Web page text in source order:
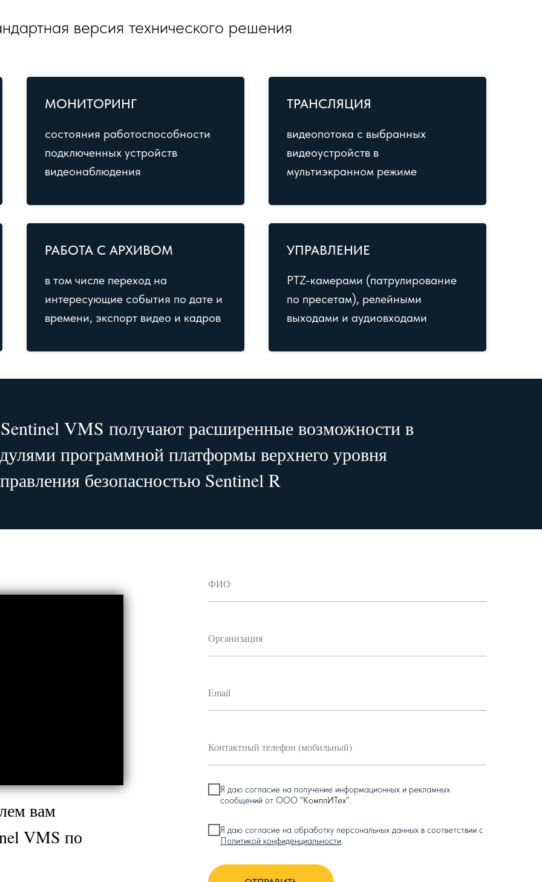
версия технического решения
МОНИТОРИНГ
состояния работоспособности
подключенных устройств
видеонаблюдения
ТРАНСЛЯЦИЯ
видеопотока с выбранных
видеоустройств в
мультиэкранном режиме
РАБОТА С АРХИВОМ
в том числе переход на
интересующие события по дате и
времени, экспорт видео и кадров
УПРАВЛЕНИЕ
PTZ-камерами (патрулирование
по пресетам), релейными
выходами и аудиовходами
VMS получают расширенные возможности в
программной платформы верхнего уровня
безопасностью Sentinel R
вам
VMS по
Я даю согласие на получение информационных и рекламных
сообщений от ООО "КомплИТех".
Я даю согласие на обработку персональных данных в соответствии с
Политикой конфиденциальности.